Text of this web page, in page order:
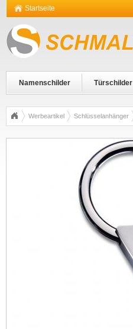
Startseite
Namenschilder Türschilder
Werbeartikel Schlüsselanhänger